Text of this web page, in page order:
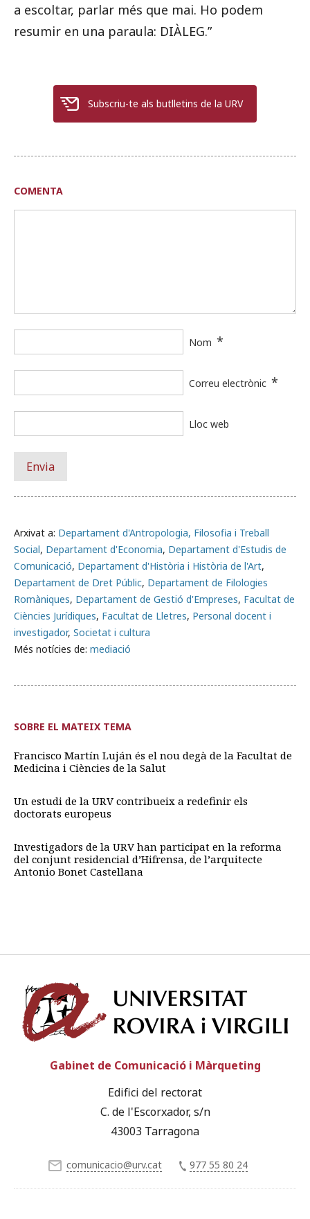
a escoltar, parlar més que mai. Ho podem
resumir en una paraula: DIÀLEG.”
Subscriu-te als butlletins de la URV
Arxivat a: Departament d'Antropologia, Filosofia i Treball
Social, Departament d'Economia, Departament d'Estudis de
Comunicació, Departament d'Història i Història de l'Art,
Departament de Dret Públic, Departament de Filologies
Romàniques, Departament de Gestió d'Empreses, Facultat de
Ciències Jurídiques, Facultat de Lletres, Personal docent i
investigador, Societat i cultura
Més notícies de: mediació
COMENTA
Nom *
Correu electrònic *
Lloc web
SOBRE EL MATEIX TEMA
Francisco Martín Luján és el nou degà de la Facultat de
Medicina i Ciències de la Salut
Un estudi de la URV contribueix a redefinir els
doctorats europeus
Investigadors de la URV han participat en la reforma
del conjunt residencial d’Hifrensa, de l’arquitecte
Antonio Bonet Castellana
Gabinet de Comunicació i Màrqueting
Edifici del rectorat
C. de l'Escorxador, s/n
43003 Tarragona
comunicacio@urv.cat 977 55 80 24